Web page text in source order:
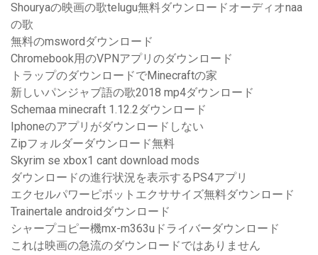
Shouryaの映画の歌telugu無料ダウンロードオーディオnaa
の歌
無料のmswordダウンロード
Chromebook用のVPNアプリのダウンロード
トラップのダウンロードでMinecraftの家
新しいパンジャブ語の歌2018 mp4ダウンロード
Schemaa minecraft 1.12.2ダウンロード
Iphoneのアプリがダウンロードしない
Zipフォルダーダウンロード無料
Skyrim se xbox1 cant download mods
ダウンロードの進行状況を表示するPS4アプリ
エクセルパワーピボットエクササイズ無料ダウンロード
Trainertale androidダウンロード
シャープコピー機mx-m363uドライバーダウンロード
これは映画の急流のダウンロードではありません